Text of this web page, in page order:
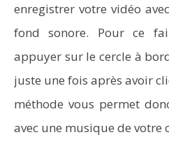
enregistrer votre vidéo
fond sonore. Pour ce
appuyer sur le cercle à
juste une fois après avoir
méthode vous permet
avec une musique de votre